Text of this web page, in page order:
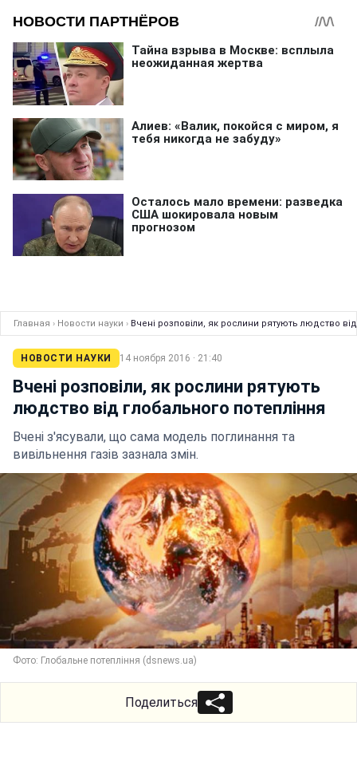
Главная › Новости науки › Вчені розповіли, як рослини рятують людство
НОВОСТИ НАУКИ 14 ноября 2016 · 21:40
Вчені розповіли, як рослини рятують
людство від глобального потепління
Вчені з'ясували, що сама модель поглинання та
вивільнення газів зазнала змін.
Фото: Глобальне потепління (dsnews.ua)
Поделиться